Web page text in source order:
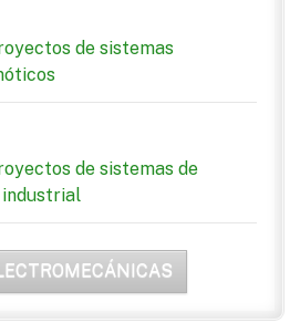
de sistemas
de sistemas de